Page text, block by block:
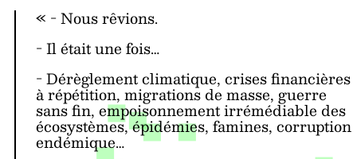
« -Nous rêvions.
- Il était une fois…
- Dérèglement climatique, crises financières
à répétition, migrations de masse, guerre
sans fin, empoisonnement irrémédiable des
écosystèmes, épidémies, famines, corruption
endémique…